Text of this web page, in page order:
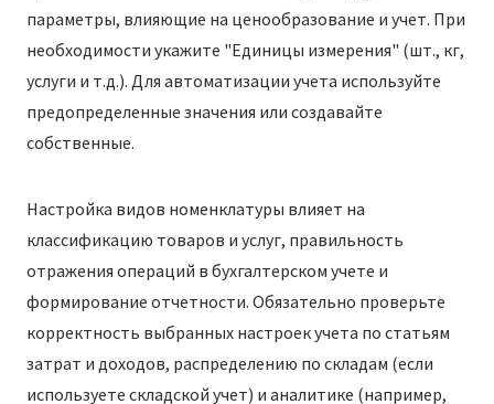
параметры, влияющие на ценообразование и учет. При
необходимости укажите "Единицы измерения" (шт., кг,
услуги и т.д.). Для автоматизации учета используйте
предопределенные значения или создавайте
собственные.
Настройка видов номенклатуры влияет на
классификацию товаров и услуг, правильность
отражения операций в бухгалтерском учете и
формирование отчетности. Обязательно проверьте
корректность выбранных настроек учета по статьям
затрат и доходов, распределению по складам (если
используете складской учет) и аналитике (например,